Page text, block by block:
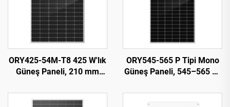
ORY425-54M-T8 425 W'lık
Güneş Paneli, 210 mm
25 Yıl Garanti
ORY545-565 P Tipi Mono
Güneş Paneli, 545–565 W,
Fotovoltaik Sistem